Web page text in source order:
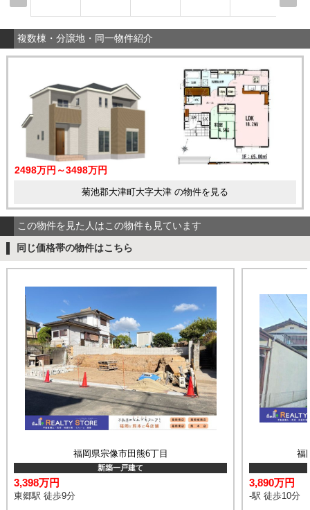
複数棟・分譲地・同一物件紹介
2498万円～3498万円
菊池郡大津町大字大津 の物件を見る
この物件を見た人はこの物件も見ています
同じ価格帯の物件はこちら
福岡県宗像市田熊6丁目
新築一戸建て
3,398万円
東郷駅 徒歩9分
福
3,890万円
-駅 徒歩10分